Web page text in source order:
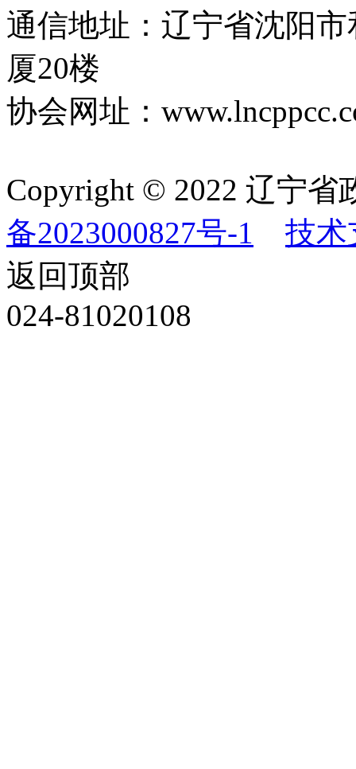
通信地址：辽宁省沈阳
厦20楼
协会网址：
Copyright © 2022 辽宁
备2023000827号-1
技术
返回顶部
024-81020108